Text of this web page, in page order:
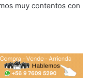
muy contentos con